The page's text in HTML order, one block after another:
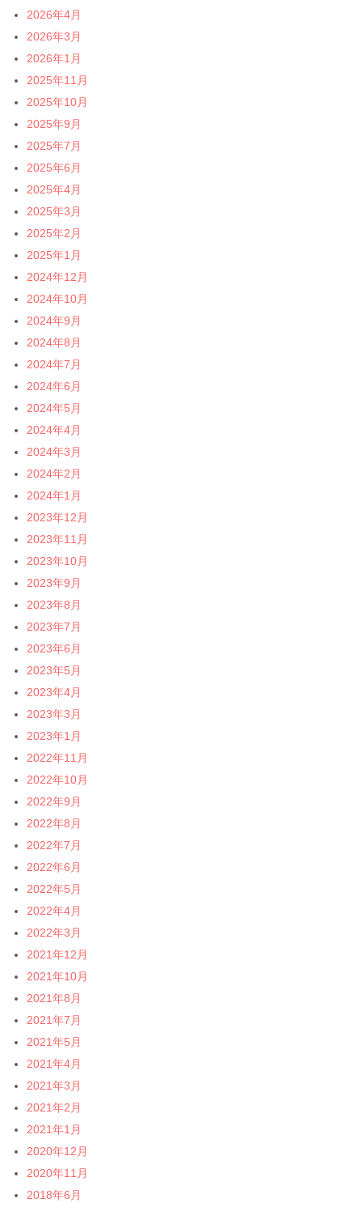
2026年4月
2026年3月
2026年1月
2025年11月
2025年10月
2025年9月
2025年7月
2025年6月
2025年4月
2025年3月
2025年2月
2025年1月
2024年12月
2024年10月
2024年9月
2024年8月
2024年7月
2024年6月
2024年5月
2024年4月
2024年3月
2024年2月
2024年1月
2023年12月
2023年11月
2023年10月
2023年9月
2023年8月
2023年7月
2023年6月
2023年5月
2023年4月
2023年3月
2023年1月
2022年11月
2022年10月
2022年9月
2022年8月
2022年7月
2022年6月
2022年5月
2022年4月
2022年3月
2021年12月
2021年10月
2021年8月
2021年7月
2021年5月
2021年4月
2021年3月
2021年2月
2021年1月
2020年12月
2020年11月
2018年6月